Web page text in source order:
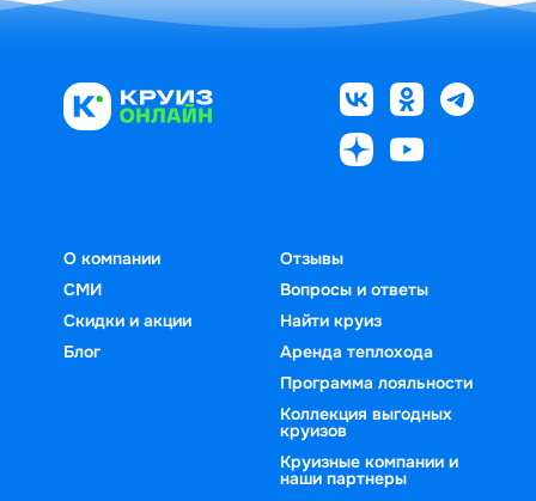
О компании
СМИ
Скидки и акции
Блог
Отзывы
Вопросы и ответы
Найти круиз
Аренда теплохода
Программа лояльности
Коллекция выгодных
круизов
Круизные компании и
наши партнеры